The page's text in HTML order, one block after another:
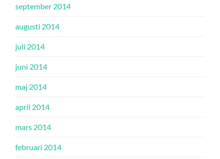
september 2014
augusti 2014
juli 2014
juni 2014
maj 2014
april 2014
mars 2014
februari 2014